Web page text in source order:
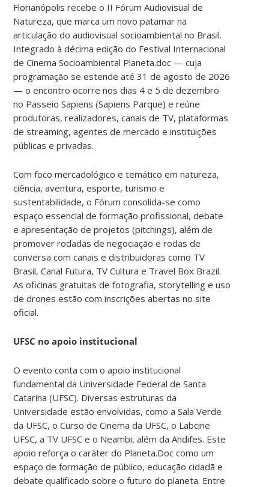
Florianópolis recebe o II Fórum Audiovisual de
Natureza, que marca um novo patamar na
articulação do audiovisual socioambiental no Brasil.
Integrado à décima edição do Festival Internacional
de Cinema Socioambiental Planeta.doc — cuja
programação se estende até 31 de agosto de 2026
— o encontro ocorre nos dias 4 e 5 de dezembro
no Passeio Sapiens (Sapiens Parque) e reúne
produtoras, realizadores, canais de TV, plataformas
de streaming, agentes de mercado e instituições
públicas e privadas.
Com foco mercadológico e temático em natureza,
ciência, aventura, esporte, turismo e
sustentabilidade, o Fórum consolida-se como
espaço essencial de formação profissional, debate
e apresentação de projetos (pitchings), além de
promover rodadas de negociação e rodas de
conversa com canais e distribuidoras como TV
Brasil, Canal Futura, TV Cultura e Travel Box Brazil.
As oficinas gratuitas de fotografia, storytelling e uso
de drones estão com inscrições abertas no site
oficial.
UFSC no apoio institucional
O evento conta com o apoio institucional
fundamental da Universidade Federal de Santa
Catarina (UFSC). Diversas estruturas da
Universidade estão envolvidas, como a Sala Verde
da UFSC, o Curso de Cinema da UFSC, o Labcine
UFSC, a TV UFSC e o Neambi, além da Andifes. Este
apoio reforça o caráter do Planeta.Doc como um
espaço de formação de público, educação cidadã e
debate qualificado sobre o futuro do planeta. Entre